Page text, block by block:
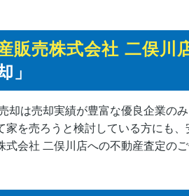
相鉄本線/二俣川
神奈川県横浜市旭
相鉄本線/二俣川
区中沢１
神奈川県海老名市
販売株式会社 二俣川
」
却は売却実績が豊富な優良企業のみ
家を売ろうと検討している方にも
式会社 二俣川店への不動産査定の